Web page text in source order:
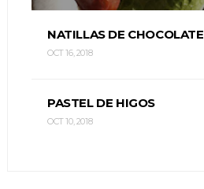
NATILLAS DE CHOCOLATE
OCT 16, 2018
PASTEL DE HIGOS
OCT 10, 2018